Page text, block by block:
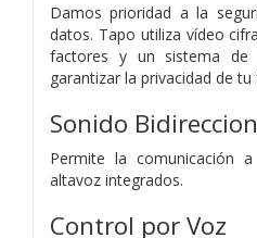
Damos prioridad a la
datos. Tapo utiliza vídeo
factores y un sistema de
garantizar la privacidad de tu
Sonido
Permite la comunicación
altavoz integrados.
Control por Voz